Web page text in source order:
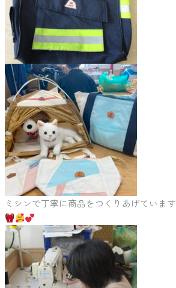
ミシンで丁寧に商品をつくりあげています